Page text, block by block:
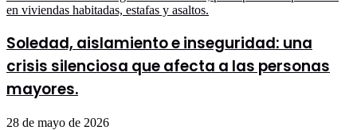
Soledad, aislamiento e inseguridad: una
crisis silenciosa que afecta a las personas
mayores.
28 de mayo de 2026